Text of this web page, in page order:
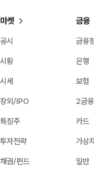
마켓
공시
시황
시세
장외/IPO
특징주
투자전략
채권/펀드
금융
금융
은행
보험
2금융
카드
가상
일반